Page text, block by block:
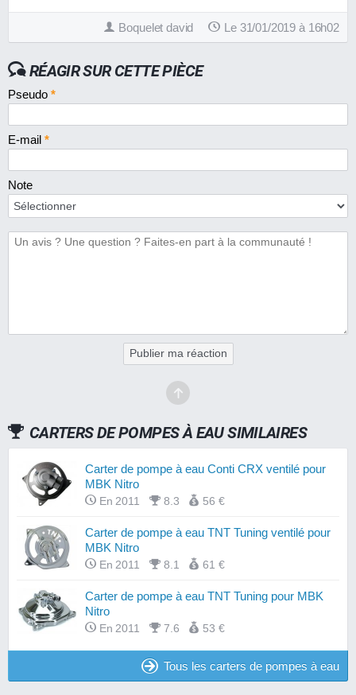
Boquelet david Le 31/01/2019 à 16h02
RÉAGIR SUR CETTE PIÈCE
Pseudo *
E-mail *
Note
Publier ma réaction
CARTERS DE POMPES À EAU SIMILAIRES
Carter de pompe à eau Conti CRX ventilé pour
MBK Nitro
En 2011 8.3 56 €
Carter de pompe à eau TNT Tuning ventilé pour
MBK Nitro
En 2011 8.1 61 €
Carter de pompe à eau TNT Tuning pour MBK
Nitro
En 2011 7.6 53 €
Tous les carters de pompes à eau